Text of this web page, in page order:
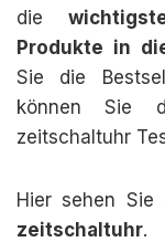
die
Produkte in
Sie die
können Sie
zeitschaltuhr
Hier sehen Sie
zeitschaltuhr.